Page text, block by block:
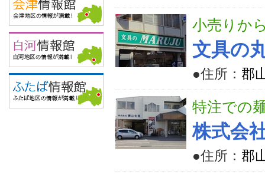
小売りか
文具の
●住所： 郡
特注での
株式会
●住所： 郡